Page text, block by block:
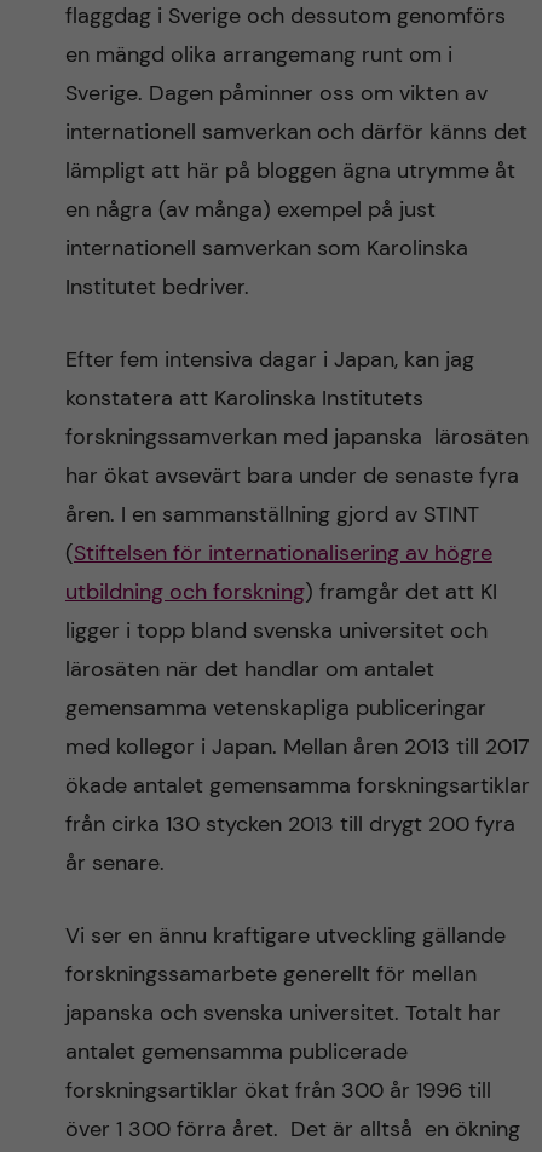
i
e
l
d
flaggdag i Sverige och dessutom genomförs
en mängd olika arrangemang runt om i
Sverige. Dagen påminner oss om vikten av
internationell samverkan och därför känns det
lämpligt att här på bloggen ägna utrymme åt
en några (av många) exempel på just
internationell samverkan som Karolinska
Institutet bedriver.
Efter fem intensiva dagar i Japan, kan jag
konstatera att Karolinska Institutets
forskningssamverkan med japanska lärosäten
har ökat avsevärt bara under de senaste fyra
åren. I en sammanställning gjord av STINT
(Stiftelsen för internationalisering av högre
utbildning och forskning) framgår det att KI
ligger i topp bland svenska universitet och
lärosäten när det handlar om antalet
gemensamma vetenskapliga publiceringar
med kollegor i Japan. Mellan åren 2013 till 2017
ökade antalet gemensamma forskningsartiklar
från cirka 130 stycken 2013 till drygt 200 fyra
år senare.
Vi ser en ännu kraftigare utveckling gällande
forskningssamarbete generellt för mellan
japanska och svenska universitet. Totalt har
antalet gemensamma publicerade
forskningsartiklar ökat från 300 år 1996 till
över 1 300 förra året. Det är alltså en ökning